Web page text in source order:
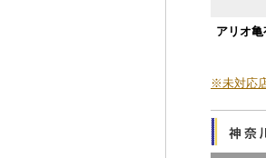
アリオ亀
※未対応